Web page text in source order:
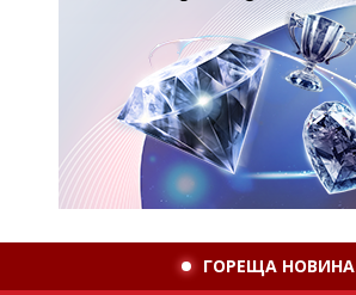
ГОРЕЩА НОВИНА